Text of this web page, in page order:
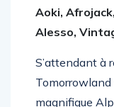
Aoki,
Alesso,
S’attendant à
magnifique